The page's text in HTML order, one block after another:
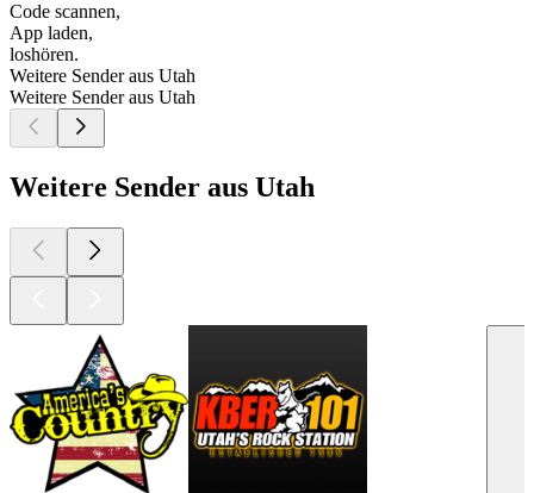
Code scannen,
App laden,
loshören.
Weitere Sender aus Utah
Weitere Sender aus Utah
Weitere Sender aus Utah